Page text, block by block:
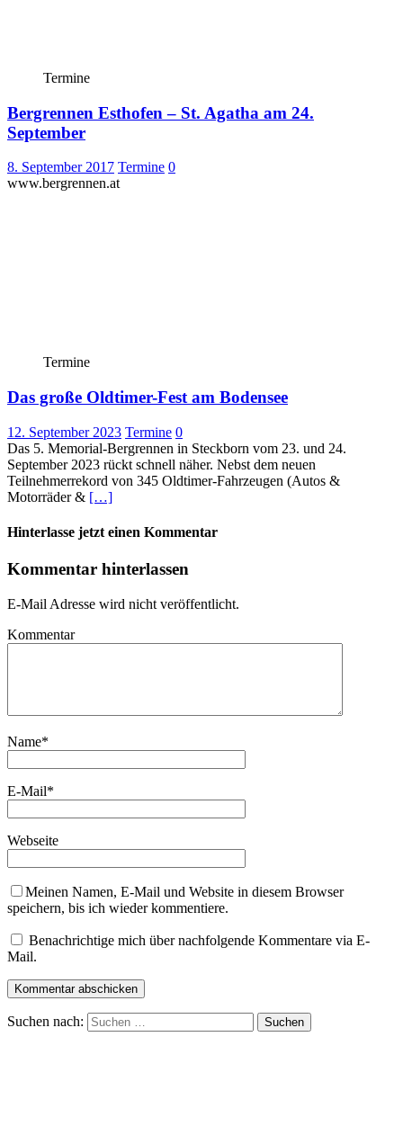
Termine
Bergrennen Esthofen – St. Agatha am 24.
September
8. September 2017 Termine 0
www.bergrennen.at
Termine
Das große Oldtimer-Fest am Bodensee
12. September 2023 Termine 0
Das 5. Memorial-Bergrennen in Steckborn vom 23. und 24.
September 2023 rückt schnell näher. Nebst dem neuen
Teilnehmerrekord von 345 Oldtimer-Fahrzeugen (Autos &
Motorräder & […]
Hinterlasse jetzt einen Kommentar
Kommentar hinterlassen
E-Mail Adresse wird nicht veröffentlicht.
Kommentar
Name*
E-Mail*
Webseite
Meinen Namen, E-Mail und Website in diesem Browser
speichern, bis ich wieder kommentiere.
Benachrichtige mich über nachfolgende Kommentare via E-
Mail.
Suchen nach: